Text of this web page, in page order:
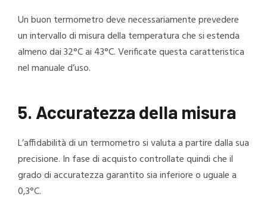
Un buon termometro deve necessariamente prevedere
un intervallo di misura della temperatura che si estenda
almeno dai 32°C ai 43°C. Verificate questa caratteristica
nel manuale d’uso.
5. Accuratezza della misura
L’affidabilità di un termometro si valuta a partire dalla sua
precisione. In fase di acquisto controllate quindi che il
grado di accuratezza garantito sia inferiore o uguale a
0,3°C.